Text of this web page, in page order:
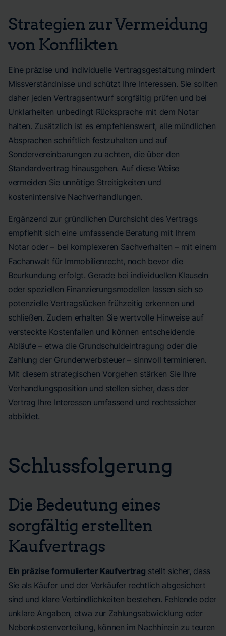
Strategien zur Vermeidung
von Konflikten
Eine präzise und individuelle Vertragsgestaltung mindert
Missverständnisse und schützt Ihre Interessen. Sie sollten
daher jeden Vertragsentwurf sorgfältig prüfen und bei
Unklarheiten unbedingt Rücksprache mit dem Notar
halten. Zusätzlich ist es empfehlenswert, alle mündlichen
Absprachen schriftlich festzuhalten und auf
Sondervereinbarungen zu achten, die über den
Standardvertrag hinausgehen. Auf diese Weise
vermeiden Sie unnötige Streitigkeiten und
kostenintensive Nachverhandlungen.
Ergänzend zur gründlichen Durchsicht des Vertrags
empfiehlt sich eine umfassende Beratung mit Ihrem
Notar oder – bei komplexeren Sachverhalten – mit einem
Fachanwalt für Immobilienrecht, noch bevor die
Beurkundung erfolgt. Gerade bei individuellen Klauseln
oder speziellen Finanzierungsmodellen lassen sich so
potenzielle Vertragslücken frühzeitig erkennen und
schließen. Zudem erhalten Sie wertvolle Hinweise auf
versteckte Kostenfallen und können entscheidende
Abläufe – etwa die Grundschuldeintragung oder die
Zahlung der Grunderwerbsteuer – sinnvoll terminieren.
Mit diesem strategischen Vorgehen stärken Sie Ihre
Verhandlungsposition und stellen sicher, dass der
Vertrag Ihre Interessen umfassend und rechtssicher
abbildet.
Schlussfolgerung
Die Bedeutung eines
sorgfältig erstellten
Kaufvertrags
Ein präzise formulierter Kaufvertrag stellt sicher, dass
Sie als Käufer und der Verkäufer rechtlich abgesichert
sind und klare Verbindlichkeiten bestehen. Fehlende oder
unklare Angaben, etwa zur Zahlungsabwicklung oder
Nebenkostenverteilung, können im Nachhinein zu teuren